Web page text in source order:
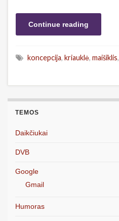
Continue reading
koncepcija, kriauklė, maišiklis,
TEMOS
Daikčiukai
DVB
Google
Gmail
Humoras